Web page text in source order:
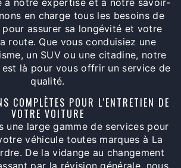
en charge tous les besoins de
assurer sa longévité et votre
route. Que vous conduisiez une
un SUV ou une citadine, notre
là pour vous offrir un service de
qualité.
COMPLÈTES POUR L'ENTRETIEN DE
VOTRE VOITURE
une large gamme de services pour
véhicule toutes marques à La
De la vidange au changement
par la révision générale, nous